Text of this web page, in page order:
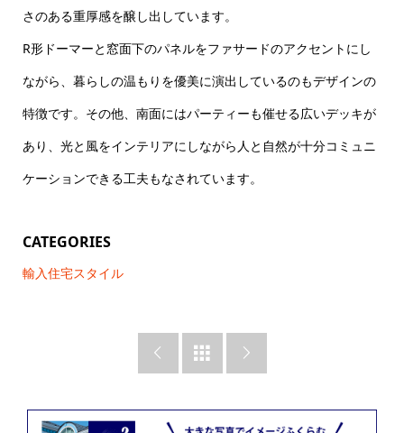
さのある重厚感を醸し出しています。
R形ドーマーと窓面下のパネルをファサードのアクセントにし
ながら、暮らしの温もりを優美に演出しているのもデザインの
特徴です。その他、南面にはパーティーも催せる広いデッキが
あり、光と風をインテリアにしながら人と自然が十分コミュニ
ケーションできる工夫もなされています。
CATEGORIES
輸入住宅スタイル
  